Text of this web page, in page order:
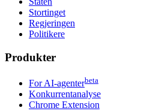
Stortinget
Regjeringen
Politikere
Produkter
For AI-agenterbeta
Konkurrentanalyse
Chrome Extension